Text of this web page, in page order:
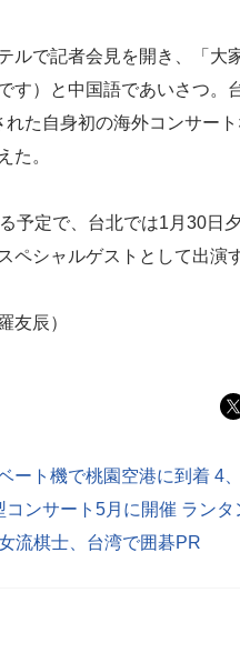
ルで記者会見を開き、「大
す）と中国語であいさつ。
れた自身初の海外コンサー
た。
予定で、台北では1月30日
ペシャルゲストとして出演
友辰）
ート機で桃園空港に到着 4
ンサート5月に開催 ラン
流棋士、台湾で囲碁PR